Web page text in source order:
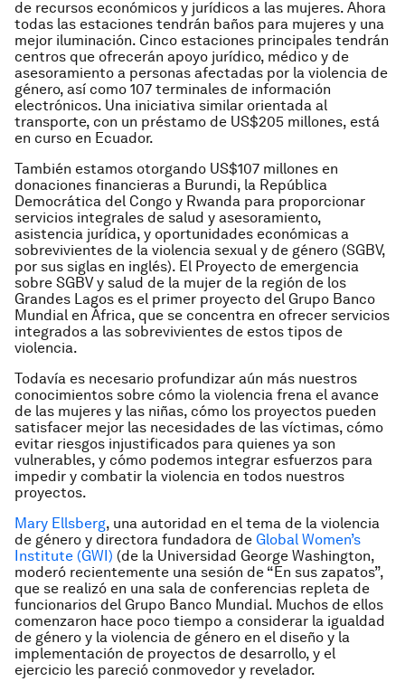
de recursos económicos y jurídicos a las mujeres. Ahora
todas las estaciones tendrán baños para mujeres y una
mejor iluminación. Cinco estaciones principales tendrán
centros que ofrecerán apoyo jurídico, médico y de
asesoramiento a personas afectadas por la violencia de
género, así como 107 terminales de información
electrónicos. Una iniciativa similar orientada al
transporte, con un préstamo de US$205 millones, está
en curso en Ecuador.
También estamos otorgando US$107 millones en
donaciones financieras a Burundi, la República
Democrática del Congo y Rwanda para proporcionar
servicios integrales de salud y asesoramiento,
asistencia jurídica, y oportunidades económicas a
sobrevivientes de la violencia sexual y de género (SGBV,
por sus siglas en inglés). El Proyecto de emergencia
sobre SGBV y salud de la mujer de la región de los
Grandes Lagos es el primer proyecto del Grupo Banco
Mundial en África, que se concentra en ofrecer servicios
integrados a las sobrevivientes de estos tipos de
violencia.
Todavía es necesario profundizar aún más nuestros
conocimientos sobre cómo la violencia frena el avance
de las mujeres y las niñas, cómo los proyectos pueden
satisfacer mejor las necesidades de las víctimas, cómo
evitar riesgos injustificados para quienes ya son
vulnerables, y cómo podemos integrar esfuerzos para
impedir y combatir la violencia en todos nuestros
proyectos.
Mary Ellsberg, una autoridad en el tema de la violencia
de género y directora fundadora de Global Women’s
Institute (GWI) (de la Universidad George Washington,
moderó recientemente una sesión de “En sus zapatos”,
que se realizó en una sala de conferencias repleta de
funcionarios del Grupo Banco Mundial. Muchos de ellos
comenzaron hace poco tiempo a considerar la igualdad
de género y la violencia de género en el diseño y la
implementación de proyectos de desarrollo, y el
ejercicio les pareció conmovedor y revelador.